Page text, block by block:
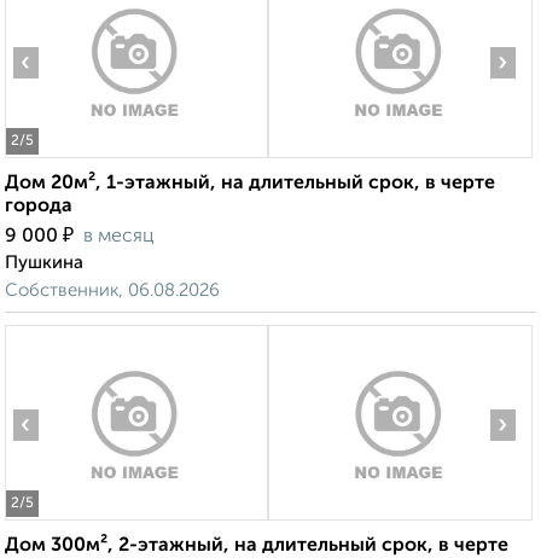
2/5
‹ ›
Дом 20м², 1-этажный, на длительный срок, в черте
города
9 000 ₽ в месяц
Пушкина
Собственник, 06.08.2026
2/5
‹ ›
Дом 300м², 2-этажный, на длительный срок, в черте